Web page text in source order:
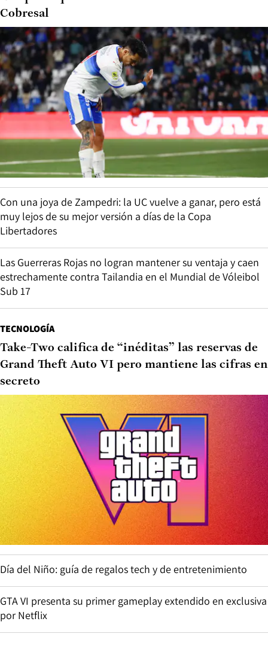
Cobresal
Con una joya de Zampedri: la UC vuelve a ganar, pero está
muy lejos de su mejor versión a días de la Copa
Libertadores
Las Guerreras Rojas no logran mantener su ventaja y caen
estrechamente contra Tailandia en el Mundial de Vóleibol
Sub 17
TECNOLOGÍA
Take-Two califica de “inéditas” las reservas de
Grand Theft Auto VI pero mantiene las cifras en
secreto
Día del Niño: guía de regalos tech y de entretenimiento
GTA VI presenta su primer gameplay extendido en exclusiva
por Netflix